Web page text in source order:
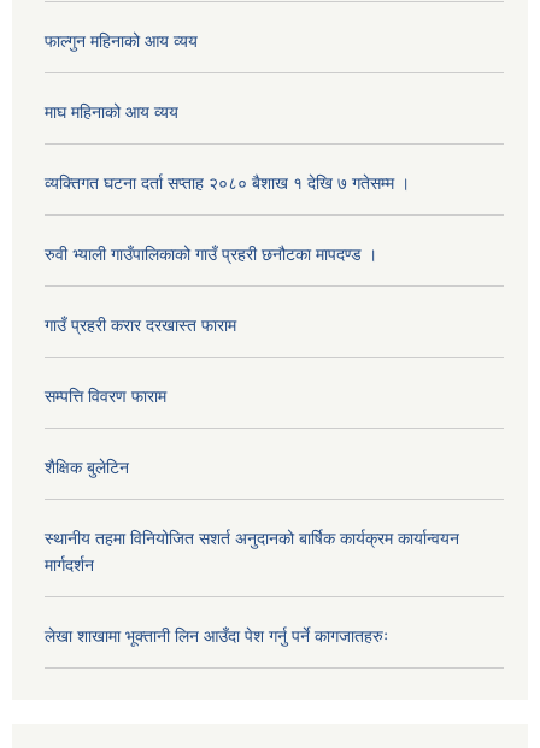
फाल्गुन महिनाको आय व्यय
माघ महिनाको आय व्यय
व्यक्तिगत घटना दर्ता सप्ताह २०८० बैशाख १ देखि ७ गतेसम्म ।
रुवी भ्याली गाउँपालिकाको गाउँ प्रहरी छनौटका मापदण्ड ।
गाउँ प्रहरी करार दरखास्त फाराम
सम्पत्ति विवरण फाराम
शैक्षिक बुलेटिन
स्थानीय तहमा विनियोजित सशर्त अनुदानको बार्षिक कार्यक्रम कार्यान्वयन
मार्गदर्शन
लेखा शाखामा भूक्तानी लिन आउँदा पेश गर्नु पर्ने कागजातहरुः